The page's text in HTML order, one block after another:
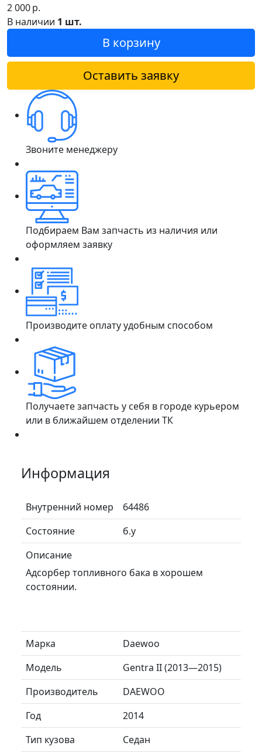
2 000р.
В наличии 1 шт.
В корзину
Оставить заявку
Звоните менеджеру
Подбираем Вам запчасть из наличия или
оформляем заявку
Производите оплату удобным способом
Получаете запчасть у себя в городе курьером
или в ближайшем отделении ТК
Информация
Внутренний номер
64486
Состояние
б.у
Описание
Адсорбер топливного бака в хорошем
состоянии.
Марка
Daewoo
Модель
Gentra II (2013—2015)
Производитель
DAEWOO
Год
2014
Тип кузова
Седан